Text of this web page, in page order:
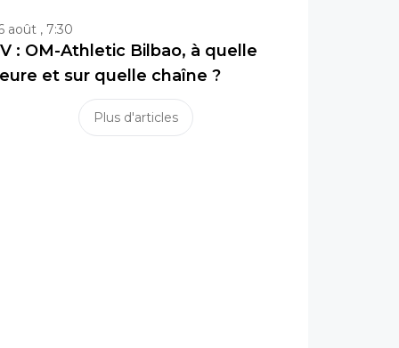
août , 7:30
: OM-Athletic Bilbao, à quelle
et sur quelle chaîne ?
Plus d'articles